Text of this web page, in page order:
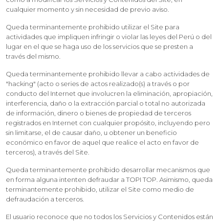
cualquier momento y sin necesidad de previo aviso.
Queda terminantemente prohibido utilizar el Site para
actividades que impliquen infringir o violar las leyes del Perú o del
lugar en el que se haga uso de los servicios que se presten a
través del mismo.
Queda terminantemente prohibido llevar a cabo actividades de
"hacking" (acto o series de actos realizado(s) a través o por
conducto del Internet que involucren la eliminación, apropiación,
interferencia, daño o la extracción parcial o total no autorizada
de información, dinero o bienes de propiedad de terceros
registrados en Internet con cualquier propósito, incluyendo pero
sin limitarse, el de causar daño, u obtener un beneficio
económico en favor de aquel que realice el acto en favor de
terceros), a través del Site.
Queda terminantemente prohibido desarrollar mecanismos que
en forma alguna intenten defraudar a TOPI TOP. Asimismo, queda
terminantemente prohibido, utilizar el Site como medio de
defraudación a terceros.
El usuario reconoce que no todos los Servicios y Contenidos están